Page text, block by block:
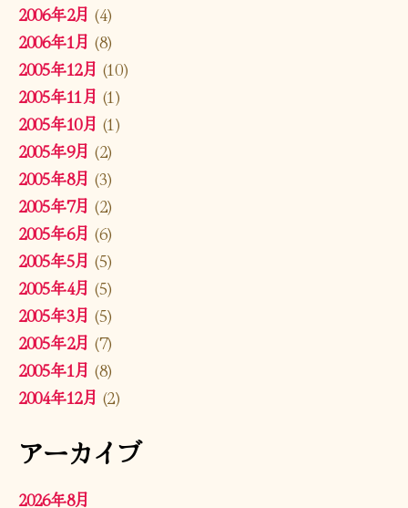
2006年2月 (4)
2006年1月 (8)
2005年12月 (10)
2005年11月 (1)
2005年10月 (1)
2005年9月 (2)
2005年8月 (3)
2005年7月 (2)
2005年6月 (6)
2005年5月 (5)
2005年4月 (5)
2005年3月 (5)
2005年2月 (7)
2005年1月 (8)
2004年12月 (2)
アーカイブ
2026年8月